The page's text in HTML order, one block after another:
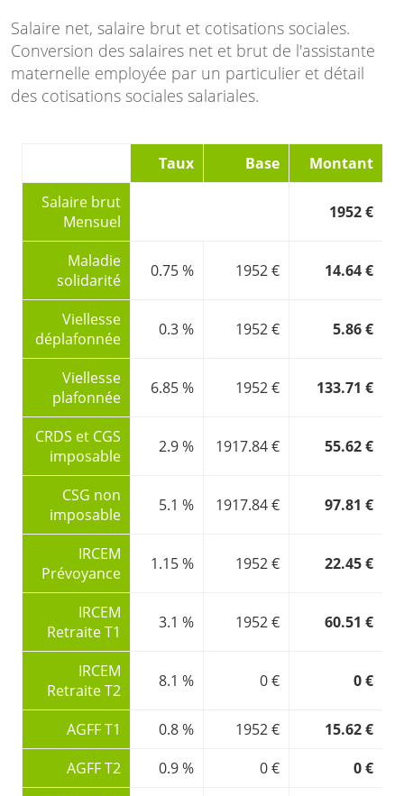
Salaire net, salaire brut et cotisations sociales.
Conversion des salaires net et brut de l'assistante
maternelle employée par un particulier et détail
des cotisations sociales salariales.
Taux Base
Montant
Salaire brut
Mensuel
1952 €
Maladie
solidarité
0.75 % 1952 € 14.64 €
Viellesse
déplafonnée
0.3 % 1952 € 5.86 €
Viellesse
plafonnée
6.85 % 1952 € 133.71 €
CRDS et CGS
imposable
2.9 % 1917.84 € 55.62 €
CSG non
imposable
5.1 % 1917.84 € 97.81 €
IRCEM
Prévoyance
1.15 % 1952 € 22.45 €
IRCEM
Retraite T1
3.1 % 1952 € 60.51 €
IRCEM
Retraite T2
8.1 % 0 € 0 €
AGFF T1 0.8 % 1952 €
15.62 €
AGFF T2
0.9 % 0 €
0 €